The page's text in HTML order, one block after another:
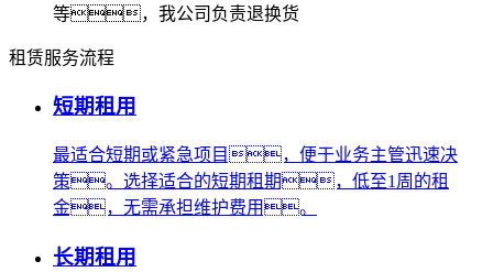
等，我公司负责退换货
租赁服务流程
短期租用
最适合短期或紧急项目，便于业务主管迅速决
策。选择适合的短期租期，低至1周的租
金，无需承担维护费用。
长期租用